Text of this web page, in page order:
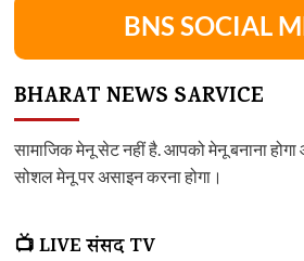
BNS SOCIAL
BHARAT NEWS SARVICE
सामाजिक मेनू सेट नहीं है. आपको मेनू बनाना
सोशल मेनू पर असाइन करना होगा।
📺 LIVE संसद TV